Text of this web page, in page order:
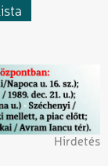
Hirdetés